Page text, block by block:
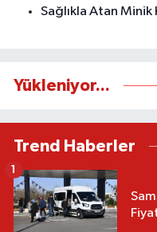
Sağlıkla Atan Minik
Yükleniyor...
Trend Haberler
1